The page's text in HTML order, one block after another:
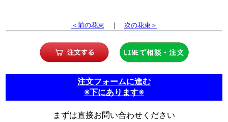
＜前の花束｜ 次の花束＞
注文フォームに進む
※下にあります※
まずは直接お問い合わせください